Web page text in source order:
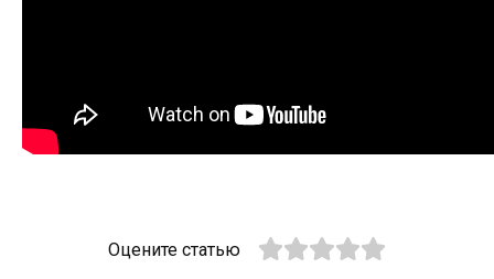
Оцените статью